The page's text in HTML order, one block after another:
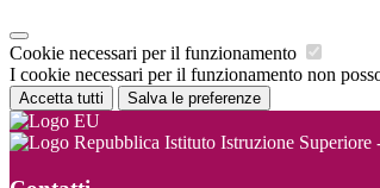
Cookie necessari per il funzionamento
I cookie necessari per il funzionamento non
Accetta tutti Salva le preferenze
Istituto Istruzione